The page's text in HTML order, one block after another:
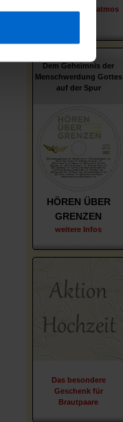
erschienen im Patmos
Dem Geheimnis der
Menschwerdung Gottes
auf der Spur
HÖREN ÜBER
GRENZEN
weitere Infos
Das besondere
Geschenk für
Brautpaare